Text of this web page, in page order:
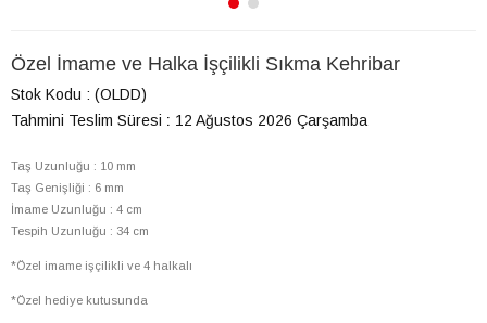
Özel İmame ve Halka İşçilikli Sıkma Kehribar
Stok Kodu
(OLDD)
Tahmini Teslim Süresi : 12 Ağustos 2026 Çarşamba
Taş Uzunluğu : 10 mm
Taş Genişliği : 6 mm
İmame Uzunluğu : 4 cm
Tespih Uzunluğu : 34 cm
*Özel imame işçilikli ve 4 halkalı
*Özel hediye kutusunda